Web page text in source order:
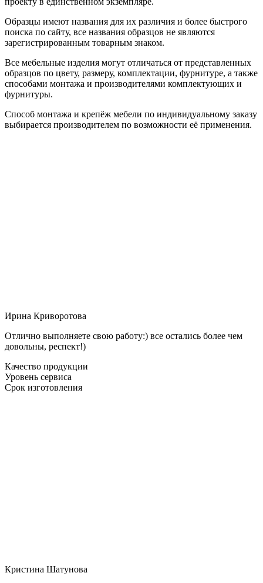
Образцы имеют названия для их различия и более быстрого
поиска по сайту, все названия образцов не являются
зарегистрированным товарным знаком.
Все мебельные изделия могут отличаться от представленных
образцов по цвету, размеру, комплектации, фурнитуре, а также
способами монтажа и производителями комплектующих и
фурнитуры.
Способ монтажа и крепёж мебели по индивидуальному заказу
выбирается производителем по возможности её применения.
Ирина Криворотова
Отлично выполняете свою работу:) все остались более чем
довольны, респект!)
Качество продукции
Уровень сервиса
Срок изготовления
Кристина Шатунова